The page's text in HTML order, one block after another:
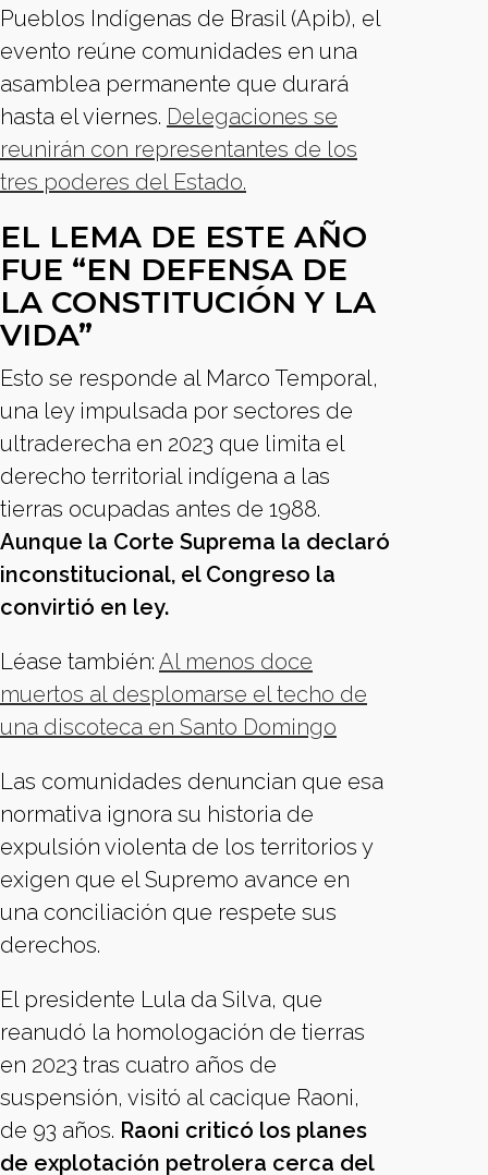
Pueblos Indígenas de Brasil (Apib), el
evento reúne comunidades en una
asamblea permanente que durará
hasta el viernes. Delegaciones se
reunirán con representantes de los
tres poderes del Estado.
EL LEMA DE ESTE AÑO
FUE “EN DEFENSA DE
LA CONSTITUCIÓN Y LA
VIDA”
Esto se responde al Marco Temporal,
una ley impulsada por sectores de
ultraderecha en 2023 que limita el
derecho territorial indígena a las
tierras ocupadas antes de 1988.
Aunque la Corte Suprema la declaró
inconstitucional, el Congreso la
convirtió en ley.
Léase también: Al menos doce
muertos al desplomarse el techo de
una discoteca en Santo Domingo
Las comunidades denuncian que esa
normativa ignora su historia de
expulsión violenta de los territorios y
exigen que el Supremo avance en
una conciliación que respete sus
derechos.
El presidente Lula da Silva, que
reanudó la homologación de tierras
en 2023 tras cuatro años de
suspensión, visitó al cacique Raoni,
de 93 años. Raoni criticó los planes
de explotación petrolera cerca del